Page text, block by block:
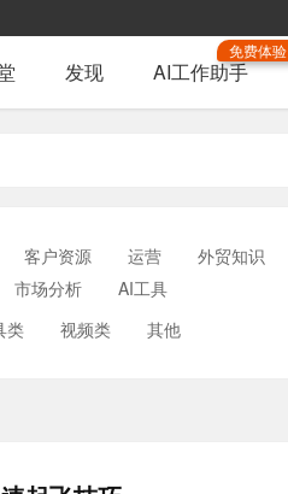
发现 AI工作助手
免费体验
客户资源 运营 外贸知识
市场分析
AI工具
类 视频类 其他